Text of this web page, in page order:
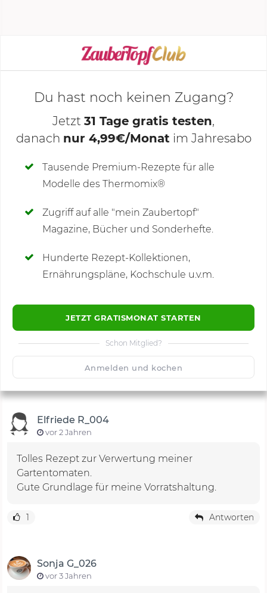
KOCHMODUS STARTEN
Deine Notizen
Du hast noch keinen Zugang?
Jetzt 31 Tage gratis testen,
danach nur 4,99€/Monat im Jahresabo
Tausende Premium-Rezepte für alle
Modelle des Thermomix®
Zugriff auf alle "mein Zaubertopf"
Magazine, Bücher und Sonderhefte.
Hunderte Rezept-Kollektionen,
Ernährungspläne, Kochschule u.v.m.
JETZT GRATISMONAT STARTEN
Schon Mitglied?
Anmelden und kochen
Kommentare(3)
🙂 Speichern
Elfriede R_004
vor 2 Jahren
Tolles Rezept zur Verwertung meiner
Gartentomaten.
Gute Grundlage für meine Vorratshaltung.
1 Antworten
Sonja G_026
vor 3 Jahren